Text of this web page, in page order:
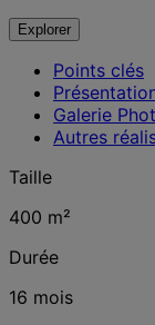
Explorer
Points clés
Galerie
Autres
Taille
400 m²
Durée
16 mois